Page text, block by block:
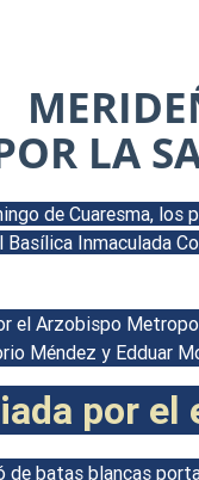
LA
de Cuaresma,
Inmaculada
el Arzobispo
Méndez y Edduar
por el
de batas blancas